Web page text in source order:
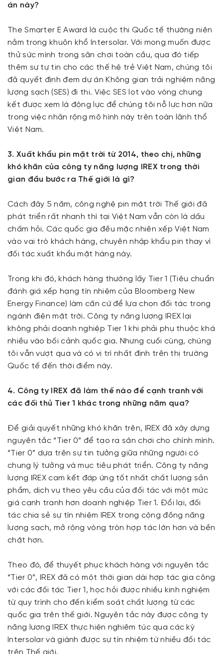
án này?
The Smarter E Award là cuộc thi Quốc tế thường niên
nằm trong khuôn khổ Intersolar. Với mong muốn được
thử sức mình trong sân chơi toàn cầu, qua đó tiếp
thêm sự tự tin cho các thế hệ trẻ Việt Nam, chúng tôi
đã quyết định đem dự án Không gian trải nghiệm năng
lượng sạch (SES) đi thi. Việc SES lọt vào vòng chung
kết được xem là động lực để chúng tôi nỗ lực hơn nữa
trong việc nhân rộng mô hình này trên toàn lãnh thổ
Việt Nam.
3. Xuất khẩu pin mặt trời từ 2014, theo chị, những
khó khăn của công ty năng lượng IREX trong thời
gian đầu bước ra Thế giới là gì?
Cách đây 5 năm, công nghệ pin mặt trời Thế giới đã
phát triển rất nhanh thì tại Việt Nam vẫn còn là dấu
chấm hỏi. Các quốc gia đều mặc nhiên xếp Việt Nam
vào vai trò khách hàng, chuyên nhập khẩu pin thay vì
đối tác xuất khẩu mặt hàng này.
Trong khi đó, khách hàng thường lấy Tier 1 (Tiêu chuẩn
đánh giá xếp hạng tín nhiệm của Bloomberg New
Energy Finance) làm căn cứ để lựa chọn đối tác trong
ngành điện mặt trời. Công ty năng lượng IREX lại
không phải doanh nghiệp Tier 1 khi phải phụ thuộc khá
nhiều vào bối cảnh quốc gia. Nhưng cuối cùng, chúng
tôi vẫn vượt qua và có vị trí nhất định trên thị trường
Quốc tế đến thời điểm này.
4. Công ty IREX đã làm thế nào để cạnh tranh với
các đối thủ Tier 1 khác trong những năm qua?
Để giải quyết những khó khăn trên, IREX đã xây dựng
nguyên tắc “Tier 0” để tạo ra sân chơi cho chính mình.
“Tier 0” dựa trên sự tin tưởng giữa những người có
chung lý tưởng và mục tiêu phát triển. Công ty năng
lượng IREX cam kết đáp ứng tốt nhất chất lượng sản
phẩm, dịch vụ theo yêu cầu của đối tác với một mức
giá cạnh tranh hơn doanh nghiệp Tier 1. Đổi lại, đối
tác chia sẻ sự tín nhiệm IREX trong cộng đồng năng
lượng sạch, mở rộng vòng tròn hợp tác lớn hơn và bền
chặt hơn.
Theo đó, để thuyết phục khách hàng với nguyên tắc
“Tier 0”, IREX đã có một thời gian dài hợp tác gia công
với các đối tác Tier 1, học hỏi được nhiều kinh nghiệm
từ quy trình cho đến kiểm soát chất lượng từ các
quốc gia trên thế giới. Nguyên tắc này được công ty
năng lượng IREX thực hiện nghiêm túc qua các kỳ
Intersolar và giành được sự tín nhiệm từ nhiều đối tác
trên Thế giới.